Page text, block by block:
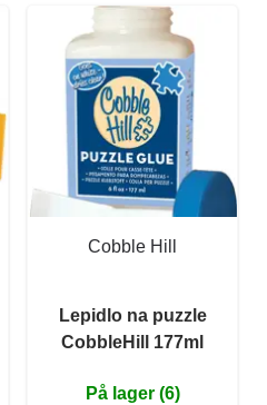
Cobble Hill
Lepidlo na puzzle
CobbleHill 177ml
På lager (6)